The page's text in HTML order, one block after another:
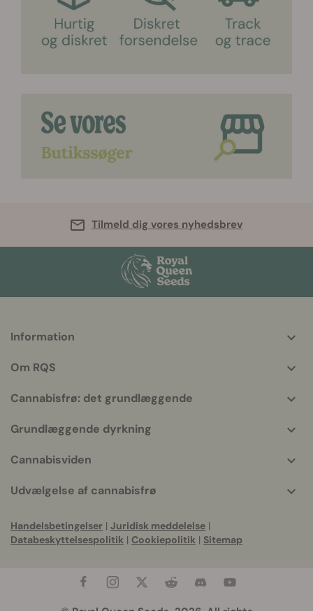
Tilmeld dig vores nyhedsbrev
info
Information
Om RQS
Cannabisfrø: det grundlæggende
Grundlæggende dyrkning
Cannabisviden
Udvælgelse af cannabisfrø
Handelsbetingelser | Juridisk meddelelse |
Databeskyttelsespolitik | Cookiepolitik | Sitemap